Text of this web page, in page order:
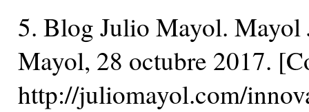
5. Blog Julio Mayol.
Mayol, 28 octubre 2017.
http://juliomayol.com/